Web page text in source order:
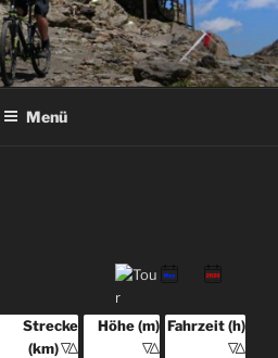
–
Menü
nach
Strecke (km)
Sortiere aufsteigend nach
Strecke
(km)
Höhe (m)
Sortiere aufsteigend
Höhe (m) Fahrzeit (h)
Sortiere
Fahrzeit (h)